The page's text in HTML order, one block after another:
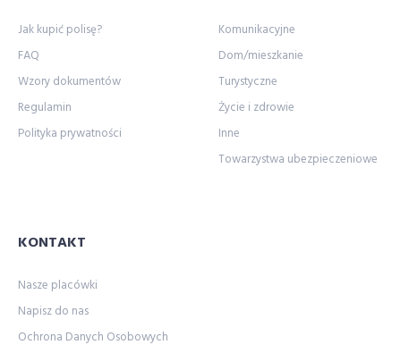
Jak kupić polisę?
FAQ
Wzory dokumentów
Regulamin
Polityka prywatności
Komunikacyjne
Dom/mieszkanie
Turystyczne
Życie i zdrowie
Inne
Towarzystwa ubezpieczeniowe
KONTAKT
Nasze placówki
Napisz do nas
Ochrona Danych Osobowych